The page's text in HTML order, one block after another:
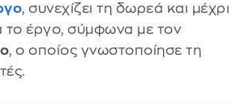
, συνεχίζει τη δωρεά και μέχρι
το έργο, σύμφωνα με τον
, ο οποίος γνωστοποίησε τη